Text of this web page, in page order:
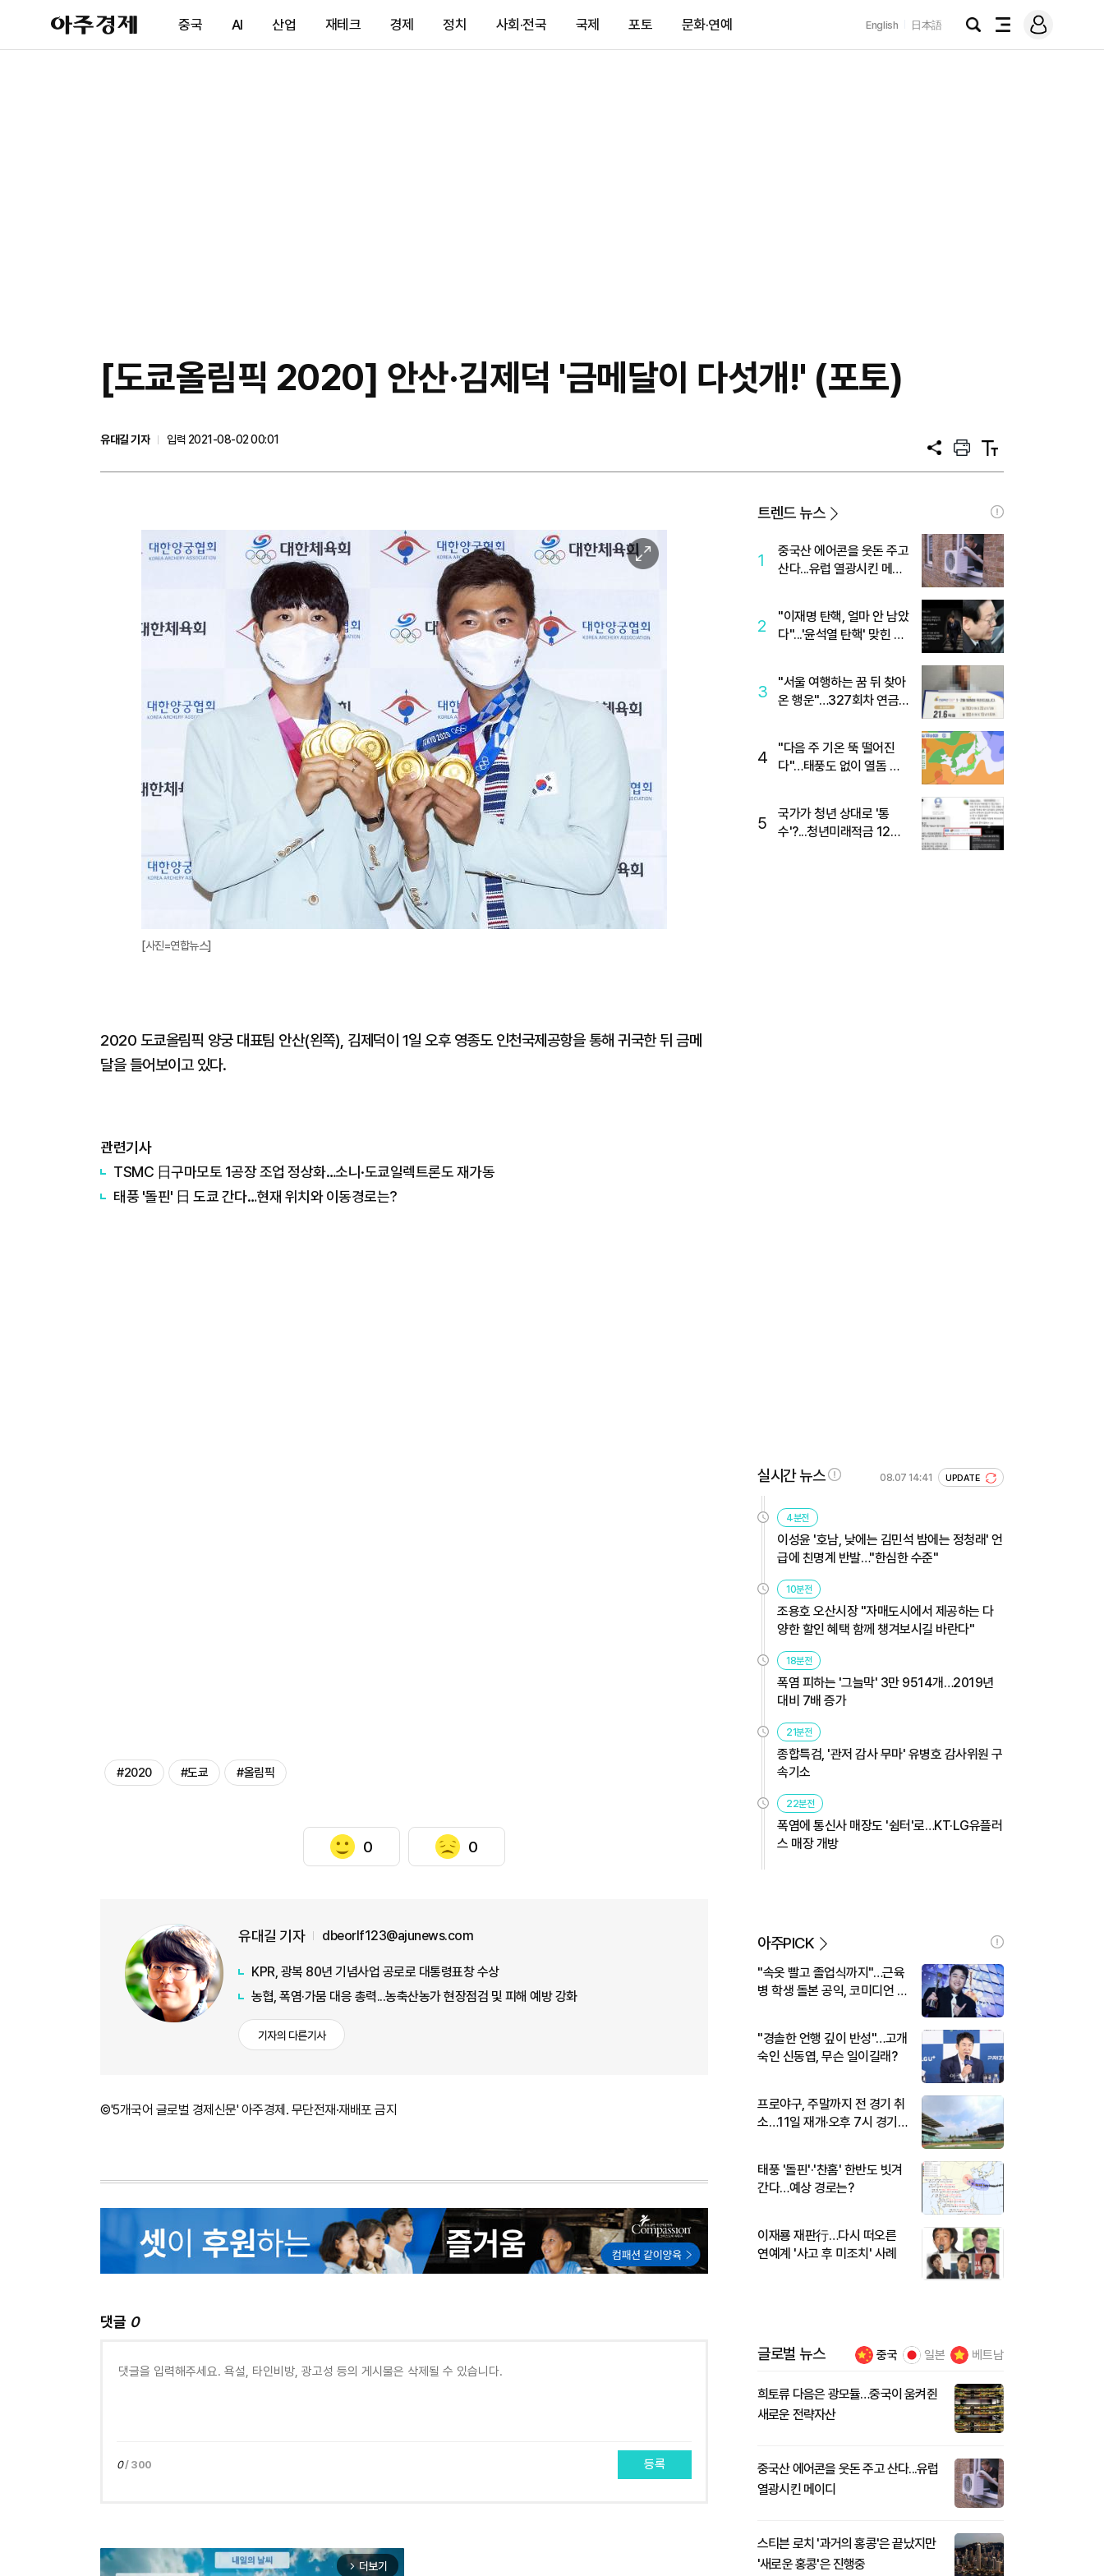
아
주
제
중국 AI 산업 재테크 경제 정치 사회·전국 국제 포토 문화·연예 English 日本語
검
전
메
그
[도쿄올림픽 2020] 안산·김제덕 '금메달이 다섯개!' (포토)
유대길 기자
입력 2021-08-02 00:01
공
프
트
텍
트
이
미
확
[사진=연합뉴스]
2020 도쿄올림픽 양궁 대표팀 안산(왼쪽), 김제덕이 1일 오후 영종도 인천국제공항을 통해 귀국한 뒤 금메
달을 들어보이고 있다.
관련기사
TSMC 日구마모토 1공장 조업 정상화…소니·도쿄일렉트론도 재가동
태풍 '돌핀' 日 도쿄 간다…현재 위치와 이동경로는?
#2020 #도쿄 #올림픽
0 0
유대길 기자 dbeorlf123@ajunews.com
KPR, 광복 80년 기념사업 공로로 대통령표창 수상
농협, 폭염·가뭄 대응 총력...농축산농가 현장점검 및 피해 예방 강화
기자의 다른기사
©'5개국어 글로벌 경제신문' 아주경제. 무단전재·재배포 금지
댓글 0
0/ 300 등록
arrow_forward_ios 더보기
트렌드 뉴스
1
중국산 에어콘을 웃돈 주고
산다...유럽 열광시킨 메이
2
"이재명 탄핵, 얼마 안 남았
다"...'윤석열 탄핵' 맞힌 무
3
"서울 여행하는 꿈 뒤 찾아
온 행운"…327회차 연금
4
"다음 주 기온 뚝 떨어진
다"…태풍도 없이 열돔 박
5
국가가 청년 상대로 '통
수'?...청년미래적금 12%
실시간 뉴스 08.07 14:41 UPDATE
4분전
이성윤 '호남, 낮에는 김민석 밤에는 정청래' 언
급에 친명계 반발…"한심한 수준"
10분전
조용호 오산시장 "자매도시에서 제공하는 다
양한 할인 혜택 함께 챙겨보시길 바란다"
18분전
폭염 피하는 '그늘막' 3만 9514개…2019년
대비 7배 증가
21분전
종합특검, '관저 감사 무마' 유병호 감사위원 구
속기소
22분전
폭염에 통신사 매장도 '쉼터'로…KT·LG유플러
스 매장 개방
아주PICK
"속옷 빨고 졸업식까지"…근육
병 학생 돌본 공익, 코미디언 김
"경솔한 언행 깊이 반성"…고개
숙인 신동엽, 무슨 일이길래?
프로야구, 주말까지 전 경기 취
소…11일 재개·오후 7시 경기
태풍 '돌핀'·'찬홈' 한반도 빗겨
간다…예상 경로는?
이재룡 재판行…다시 떠오른
연예계 '사고 후 미조치' 사례
글로벌 뉴스 중국 일본 베트남
희토류 다음은 광모듈…중국이 움켜쥔
새로운 전략자산
중국산 에어콘을 웃돈 주고 산다...유럽
열광시킨 메이디
스티븐 로치 '과거의 홍콩'은 끝났지만
'새로운 홍콩'은 진행중